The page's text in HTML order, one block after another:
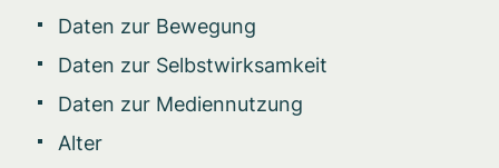
Daten zur Bewegung
Daten zur Selbstwirksamkeit
Daten zur Mediennutzung
Alter